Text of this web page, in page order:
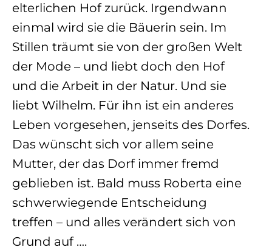
elterlichen Hof zurück. Irgendwann
einmal wird sie die Bäuerin sein. Im
Stillen träumt sie von der großen Welt
der Mode – und liebt doch den Hof
und die Arbeit in der Natur. Und sie
liebt Wilhelm. Für ihn ist ein anderes
Leben vorgesehen, jenseits des Dorfes.
Das wünscht sich vor allem seine
Mutter, der das Dorf immer fremd
geblieben ist. Bald muss Roberta eine
schwerwiegende Entscheidung
treffen – und alles verändert sich von
Grund auf ….